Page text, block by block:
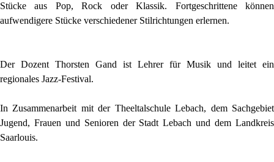
Stücke aus Pop, Rock oder Klassik. Fortgeschrittene können
aufwendigere Stücke verschiedener Stilrichtungen erlernen.
Der Dozent Thorsten Gand ist Lehrer für Musik und leitet ein
regionales Jazz-Festival.
In Zusammenarbeit mit der Theeltalschule Lebach, dem Sachgebiet
Jugend, Frauen und Senioren der Stadt Lebach und dem Landkreis
Saarlouis.